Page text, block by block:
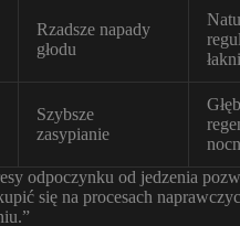
Rzadsze napady
głodu
Szybsze
zasypianie
odpoczynku od jedzenia
się na procesach